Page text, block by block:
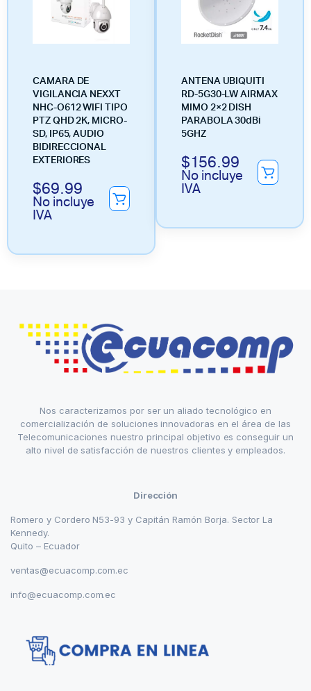
CAMARA DE
VIGILANCIA NEXXT
NHC-O612 WIFI TIPO
PTZ QHD 2K, MICRO-
SD, IP65, AUDIO
BIDIRECCIONAL
EXTERIORES
$69.99
No incluye
IVA
ANTENA UBIQUITI
RD-5G30-LW AIRMAX
MIMO 2×2 DISH
PARABOLA 30dBi
5GHZ
$156.99
No incluye
IVA
Nos caracterizamos por ser un aliado tecnológico en
comercialización de soluciones innovadoras en el área de las
Telecomunicaciones nuestro principal objetivo es conseguir un
alto nivel de satisfacción de nuestros clientes y empleados.
Dirección
Romero y Cordero N53-93 y Capitán Ramón Borja. Sector La
Kennedy.
Quito – Ecuador
ventas@ecuacomp.com.ec
info@ecuacomp.com.ec